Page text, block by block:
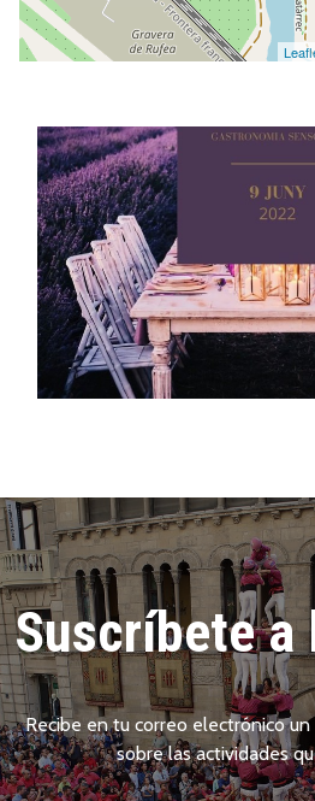
Suscríbete a
Recibe en tu correo electrónico
sobre las actividades